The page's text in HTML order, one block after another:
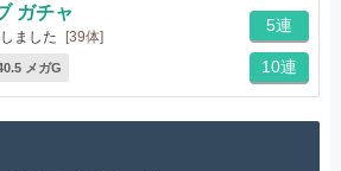
ガチャ
ました [39体]
メガG
5連
10連